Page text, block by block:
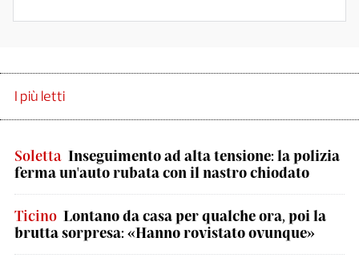
I più letti
Soletta Inseguimento ad alta tensione: la polizia
ferma un'auto rubata con il nastro chiodato
Ticino Lontano da casa per qualche ora, poi la
brutta sorpresa: «Hanno rovistato ovunque»